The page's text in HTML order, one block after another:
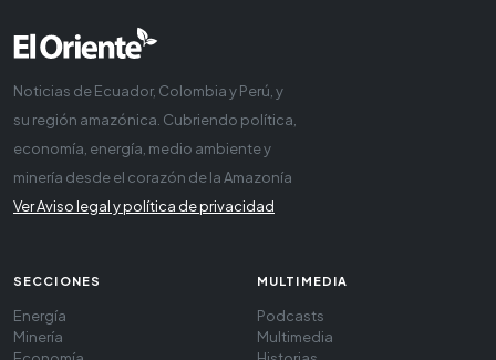
Noticias de Ecuador, Colombia y Perú, y
su región amazónica. Cubriendo política,
economía, energía, medio ambiente y
minería desde el corazón de la Amazonía
Ver Aviso legal y política de privacidad
SECCIONES
Energía
Minería
MULTIMEDIA
Podcasts
Multimedia